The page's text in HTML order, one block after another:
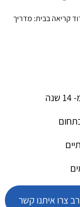
קריאה בבית: מדריך
צרו איתנו קשר